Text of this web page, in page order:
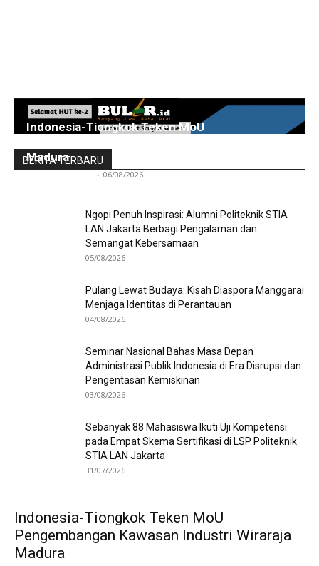
BERITA TERBARU
Indonesia-Tiongkok Teken MoU
Madura
- 06/08/2026
Ngopi Penuh Inspirasi: Alumni Politeknik STIA
LAN Jakarta Berbagi Pengalaman dan
Semangat Kebersamaan
05/08/2026
Pulang Lewat Budaya: Kisah Diaspora Manggarai
Menjaga Identitas di Perantauan
04/08/2026
Seminar Nasional Bahas Masa Depan
Administrasi Publik Indonesia di Era Disrupsi dan
Pengentasan Kemiskinan
03/08/2026
Sebanyak 88 Mahasiswa Ikuti Uji Kompetensi
pada Empat Skema Sertifikasi di LSP Politeknik
STIA LAN Jakarta
31/07/2026
Indonesia-Tiongkok Teken MoU
Pengembangan Kawasan Industri Wiraraja
Madura